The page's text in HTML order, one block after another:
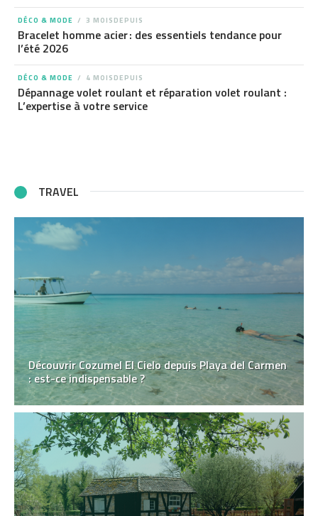
DÉCO & MODE 3 MOISDEPUIS
Bracelet homme acier : des essentiels tendance pour
l’été 2026
DÉCO & MODE 4 MOISDEPUIS
Dépannage volet roulant et réparation volet roulant :
L’expertise à votre service
TRAVEL
Découvrir Cozumel El Cielo depuis Playa del Carmen
: est-ce indispensable ?